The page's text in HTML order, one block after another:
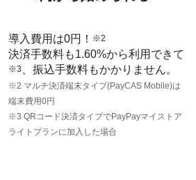
導入費用は0円！ ※2
決済手数料も1.60%から利用できて
※3 、振込手数料もかかりません。
※2 マルチ決済端末タイプ(PayCAS Mobile)は
端末費用0円
※3 QRコード決済タイプでPayPayマイストア
ライトプランに加入した場合